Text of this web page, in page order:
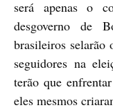
será apenas o
desgoverno de
brasileiros selarão
seguidores na
terão que
eles mesmos